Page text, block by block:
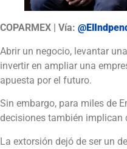
COPARMEX | Vía:
Abrir un negocio, levantar
invertir en ampliar una
apuesta por el futuro.
Sin embargo, para miles de
decisiones también implican
La extorsión dejó de ser un